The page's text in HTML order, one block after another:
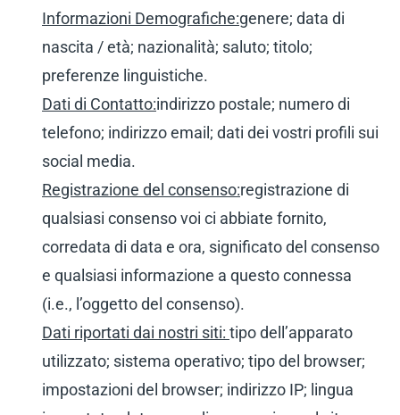
Informazioni Demografiche:genere; data di
nascita / età; nazionalità; saluto; titolo;
preferenze linguistiche.
Dati di Contatto:indirizzo postale; numero di
telefono; indirizzo email; dati dei vostri profili sui
social media.
Registrazione del consenso:registrazione di
qualsiasi consenso voi ci abbiate fornito,
corredata di data e ora, significato del consenso
e qualsiasi informazione a questo connessa
(i.e., l’oggetto del consenso).
Dati riportati dai nostri siti: tipo dell’apparato
utilizzato; sistema operativo; tipo del browser;
impostazioni del browser; indirizzo IP; lingua